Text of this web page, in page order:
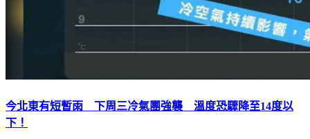
今北東有短暫雨 下周三冷氣團強襲 溫度恐驟降至14度以
下！